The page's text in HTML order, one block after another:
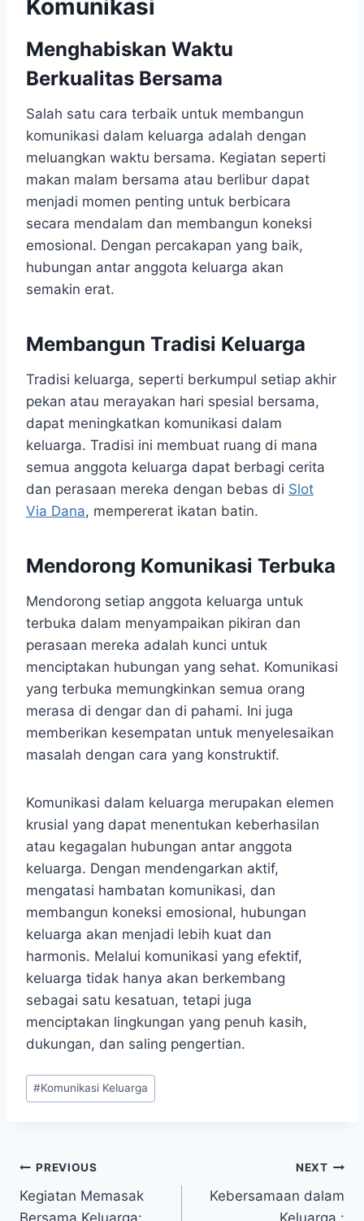
Komunikasi
Menghabiskan Waktu
Berkualitas Bersama
Salah satu cara terbaik untuk membangun
komunikasi dalam keluarga adalah dengan
meluangkan waktu bersama. Kegiatan seperti
makan malam bersama atau berlibur dapat
menjadi momen penting untuk berbicara
secara mendalam dan membangun koneksi
emosional. Dengan percakapan yang baik,
hubungan antar anggota keluarga akan
semakin erat.
Membangun Tradisi Keluarga
Tradisi keluarga, seperti berkumpul setiap akhir
pekan atau merayakan hari spesial bersama,
dapat meningkatkan komunikasi dalam
keluarga. Tradisi ini membuat ruang di mana
semua anggota keluarga dapat berbagi cerita
dan perasaan mereka dengan bebas di Slot
Via Dana, mempererat ikatan batin.
Mendorong Komunikasi Terbuka
Mendorong setiap anggota keluarga untuk
terbuka dalam menyampaikan pikiran dan
perasaan mereka adalah kunci untuk
menciptakan hubungan yang sehat. Komunikasi
yang terbuka memungkinkan semua orang
merasa di dengar dan di pahami. Ini juga
memberikan kesempatan untuk menyelesaikan
masalah dengan cara yang konstruktif.
Komunikasi dalam keluarga merupakan elemen
krusial yang dapat menentukan keberhasilan
atau kegagalan hubungan antar anggota
keluarga. Dengan mendengarkan aktif,
mengatasi hambatan komunikasi, dan
membangun koneksi emosional, hubungan
keluarga akan menjadi lebih kuat dan
harmonis. Melalui komunikasi yang efektif,
keluarga tidak hanya akan berkembang
sebagai satu kesatuan, tetapi juga
menciptakan lingkungan yang penuh kasih,
dukungan, dan saling pengertian.
Post
Tags:
#Komunikasi Keluarga
Navigasi
pos
PREVIOUS
Kegiatan Memasak
Bersama Keluarga:
NEXT
Kebersamaan dalam
Keluarga :